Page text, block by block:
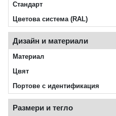
Стандарт
Цветова система (RAL)
Дизайн и материали
Материал
Цвят
Портове с идентификация
Размери и тегло